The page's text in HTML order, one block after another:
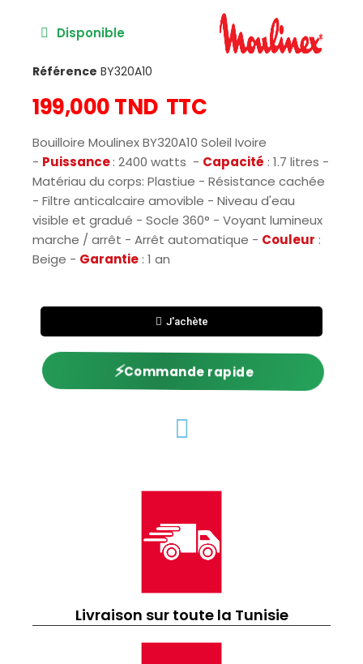
Disponible
Référence BY320A10
199,000 TND TTC
Bouilloire Moulinex BY320A10 Soleil Ivoire
- Puissance: 2400 watts - Capacité : 1.7 litres -
Matériau du corps: Plastiue - Résistance cachée
- Filtre anticalcaire amovible - Niveau d'eau
visible et gradué - Socle 360° - Voyant lumineux
marche / arrêt - Arrêt automatique - Couleur :
Beige - Garantie : 1 an
J'achète
⚡Commande rapide
Livraison sur toute la Tunisie